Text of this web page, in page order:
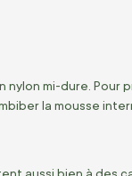
nylon mi-dure. Pour
la mousse